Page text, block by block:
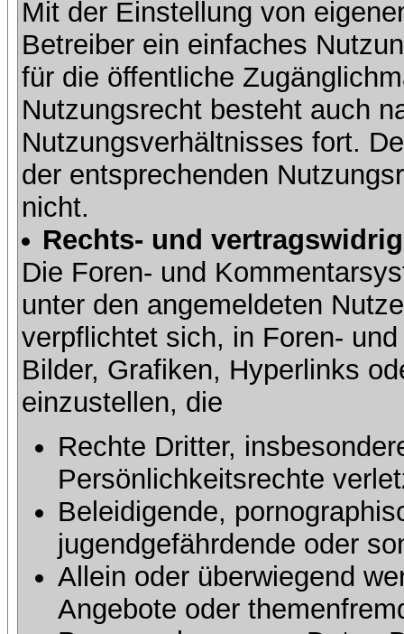
Mit der Einstellung von
Betreiber ein einfaches
für die öffentliche
Nutzungsrecht besteht auch
Nutzungsverhältnisses fort.
der entsprechenden
nicht.
Rechts- und
Die Foren- und
unter den angemeldeten
verpflichtet sich, in Foren-
Bilder, Grafiken, Hyperlinks
einzustellen, die
Rechte Dritter,
Persönlichkeitsrechte
Beleidigende,
jugendgefährdende oder
Allein oder überwiegend
Angebote oder